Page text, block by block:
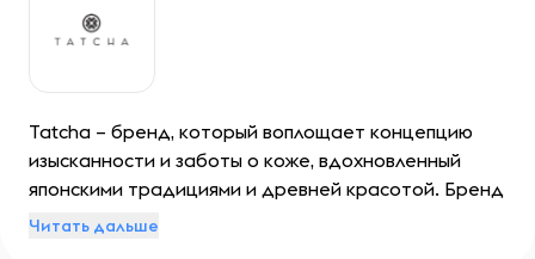
Tatcha – бренд, который воплощает концепцию
изысканности и заботы о коже, вдохновленный
японскими традициями и древней красотой. Бренд
постоянно находится в поиске гармонии и баланса
Читать дальше